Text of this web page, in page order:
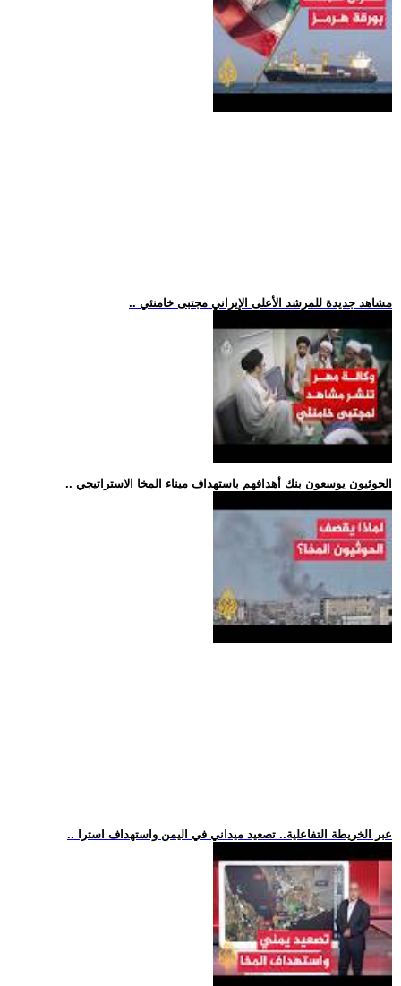
.. مشاهد جديدة للمرشد الأعلى الإيراني مجتبى خامنئي
.. الحوثيون يوسعون بنك أهدافهم باستهداف ميناء المخا الاستراتيجي
.. عبر الخريطة التفاعلية.. تصعيد ميداني في اليمن واستهداف استرا